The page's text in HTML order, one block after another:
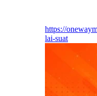
https://
lai-suat